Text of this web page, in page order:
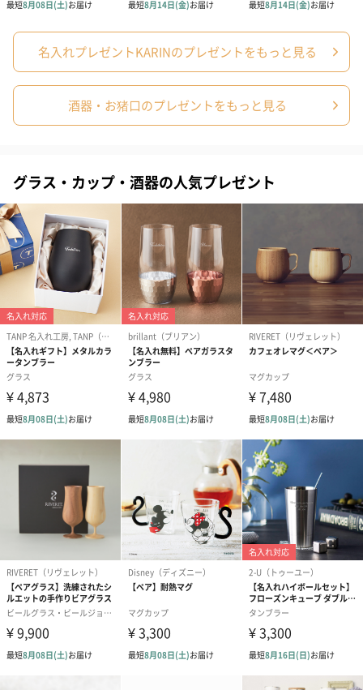
外のし（300円） 内のし（300円）
あり（50円）
名入れプレゼントKARINのプレゼントをもっと見る
酒器・お猪口のプレゼントをもっと見る
グラス・カップ・酒器の人気プレゼント